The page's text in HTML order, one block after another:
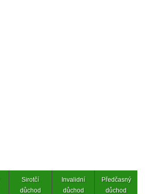
Sirotčí
důchod
Invalidní
důchod
Předčasný
důchod